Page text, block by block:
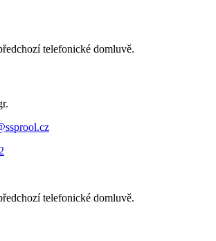
telefonické domluvě.
telefonické domluvě.